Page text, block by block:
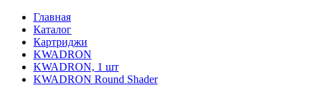
Главная
Каталог
Картриджи
KWADRON
KWADRON, 1 шт
KWADRON Round Shader